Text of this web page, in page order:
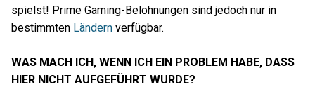
spielst! Prime Gaming-Belohnungen sind jedoch nur in
bestimmten Ländern verfügbar.
WAS MACH ICH, WENN ICH EIN PROBLEM HABE, DASS
HIER NICHT AUFGEFÜHRT WURDE?